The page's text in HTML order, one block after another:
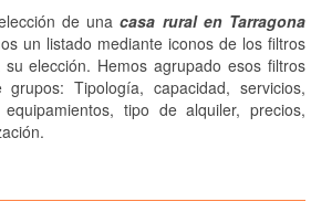
de unacasa rural en Tarragona
un listado mediante iconos de los filtros
elección. Hemos agrupado esos filtros
Tipología, capacidad, servicios,
tipo de alquiler, precios,